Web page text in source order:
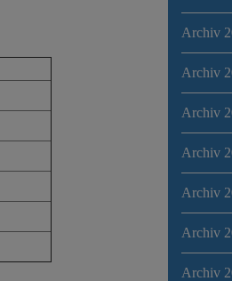
Archiv
Archiv
Archiv
Archiv
Archiv
Archiv
Archiv